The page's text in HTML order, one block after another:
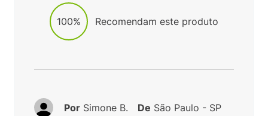
100% Recomendam este produto
Por Simone B. De São Paulo - SP